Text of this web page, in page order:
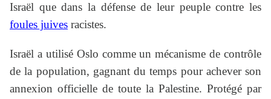
Israël que dans la défense de leur peuple contre les
foules juives racistes.
Israël a utilisé Oslo comme un mécanisme de contrôle
de la population, gagnant du temps pour achever son
annexion officielle de toute la Palestine. Protégé par